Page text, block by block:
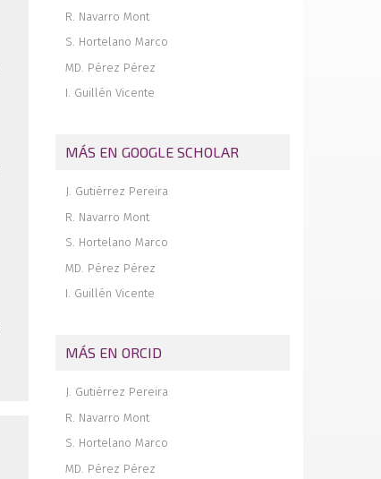
través de un acceso subcondral
Turn down flap tendinoso como solución
a desinserción aguda atraumática de
tibial anterior
Revista de revistas
R. Navarro Mont
S. Hortelano Marco
MD. Pérez Pérez
I. Guillén Vicente
MÁS EN GOOGLE SCHOLAR
J. Gutiérrez Pereira
R. Navarro Mont
S. Hortelano Marco
MD. Pérez Pérez
I. Guillén Vicente
MÁS EN ORCID
J. Gutiérrez Pereira
R. Navarro Mont
S. Hortelano Marco
MD. Pérez Pérez